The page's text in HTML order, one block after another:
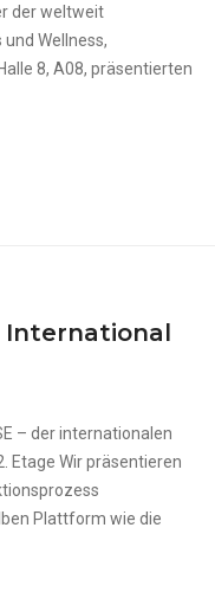
der weltweit
Wellness,
8, A08, präsentierten
International
– der internationalen
Etage Wir präsentieren
Plattform wie die